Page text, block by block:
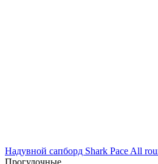
Надувной сапборд Shark Pace All
Прогулочные